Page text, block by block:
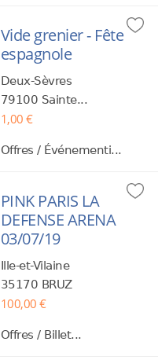
Vide grenier - Fête
espagnole
Deux-Sèvres
79100 Sainte...
1,00 €
Offres / Événementi...
PINK PARIS LA
DEFENSE ARENA
03/07/19
Ille-et-Vilaine
35170 BRUZ
100,00 €
Offres / Billet...